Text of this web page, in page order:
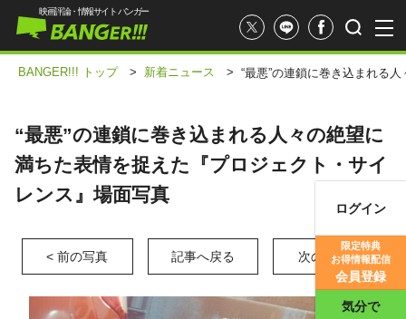
映画評価
映画評論・情報サイト バンガー
ログイン
限定特典
お得情報配信
会員登録
気分で
BANGER!!! トップ > 新着ニュース > “最悪”の連鎖に巻き込まれる
“最悪”の連鎖に巻き込まれる人々の絶望に
満ちた表情を捉えた『プロジェクト・サイ
レンス』場面写真
< 前の写真 記事へ戻る 次の写真 >